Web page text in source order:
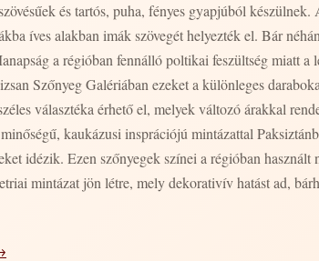
és tartós, puha, fényes gyapjúból készülnek.
helyezték el. Bár néhány darab a Szovjetunió idején is készült,
a régióban fennálló poltikai feszültség miatt a
Szőnyeg Galériában ezeket a különleges
választéka érhető el, melyek változó árakkal
idézik. Ezen szőnyegek színei a régióban
mintázat jön létre, mely dekorativív hatást ad,